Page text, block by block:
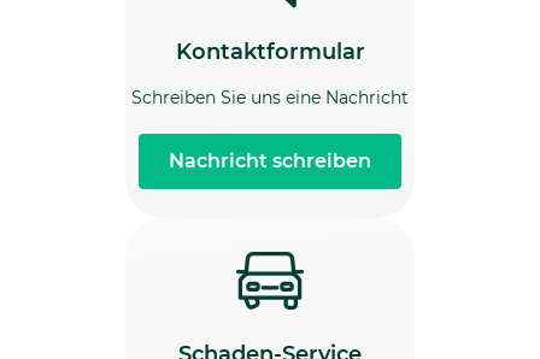
Kontaktformular
Schreiben Sie uns eine Nachricht
Nachricht schreiben